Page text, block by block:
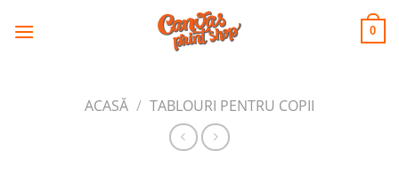
CANVAS
PRINT SHOP 0
ACASĂ / TABLOURI PENTRU COPII